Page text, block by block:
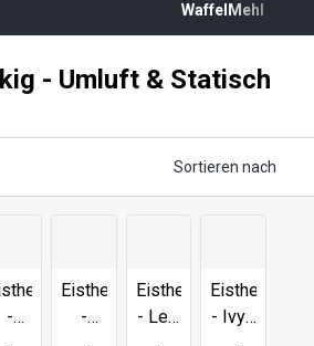
Waffel Mehl
- Umluft & Statisch
Sortieren nach
-
Eistheken
-
Eistheken
- Levi
Eistheken
- Ivy -